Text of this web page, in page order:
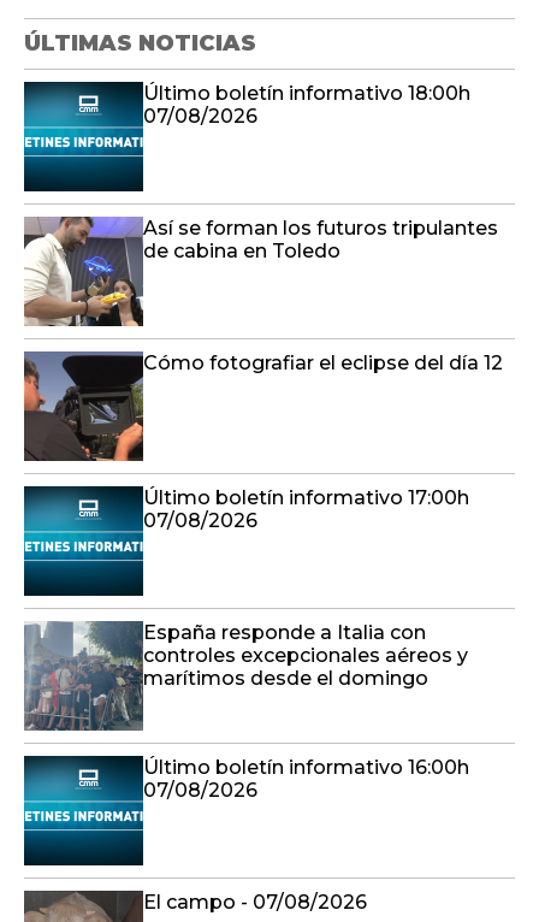
ÚLTIMAS NOTICIAS
Último boletín informativo 18:00h
07/08/2026
Así se forman los futuros tripulantes
de cabina en Toledo
Cómo fotografiar el eclipse del día 12
Último boletín informativo 17:00h
07/08/2026
España responde a Italia con
controles excepcionales aéreos y
marítimos desde el domingo
Último boletín informativo 16:00h
07/08/2026
El campo - 07/08/2026